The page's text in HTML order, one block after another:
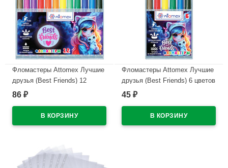
Фломастеры Attomex Лучшие
друзья (Best Friends) 12
цветов вентилируемый
блистер арт.5081618
86 ₽
Фломастеры Attomex Лучшие
друзья (Best Friends) 6 цветов
вентилируемый колпачок,
арт.5080618
45 ₽